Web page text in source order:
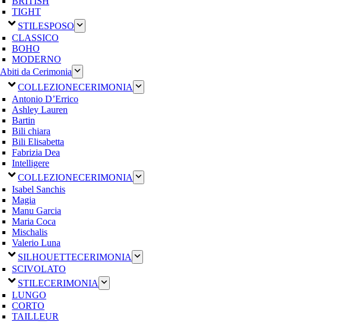
TIGHT
STILESPOSO
CLASSICO
BOHO
MODERNO
Abiti da Cerimonia
COLLEZIONECERIMONIA
Antonio D’Errico
Ashley Lauren
Bartin
Bili chiara
Bili Elisabetta
Fabrizia Dea
Intelligere
COLLEZIONECERIMONIA
Isabel Sanchis
Magia
Manu Garcia
Maria Coca
Mischalis
Valerio Luna
SILHOUETTECERIMONIA
SCIVOLATO
STILECERIMONIA
LUNGO
CORTO
TAILLEUR